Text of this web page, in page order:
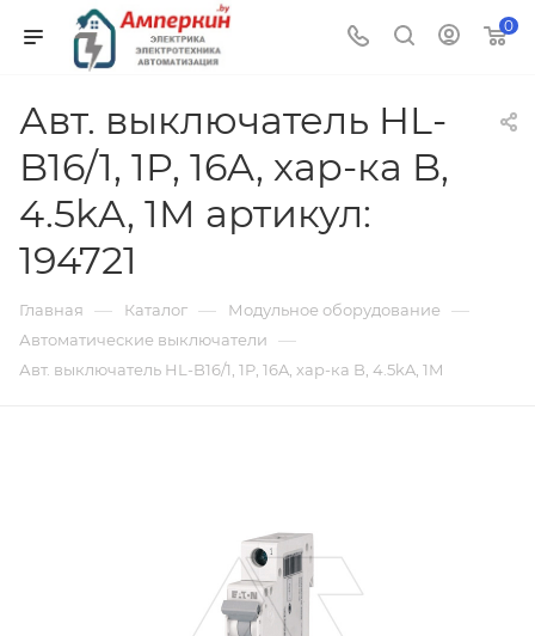
0
Авт. выключатель HL-
B16/1, 1P, 16A, хар-ка B,
4.5kA, 1M артикул:
194721
Главная — Каталог — Модульное оборудование —
Автоматические выключатели —
Авт. выключатель HL-B16/1, 1P, 16A, хар-ка B, 4.5kA, 1M